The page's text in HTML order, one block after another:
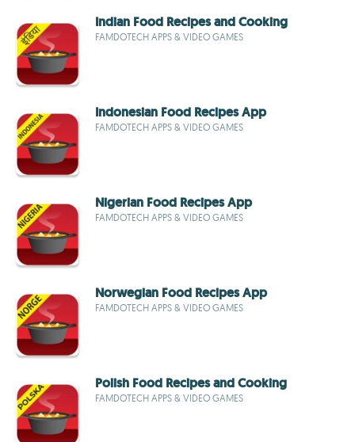
Indian Food Recipes and Cooking
FAMDOTECH APPS & VIDEO GAMES
Indonesian Food Recipes App
FAMDOTECH APPS & VIDEO GAMES
Nigerian Food Recipes App
FAMDOTECH APPS & VIDEO GAMES
Norwegian Food Recipes App
FAMDOTECH APPS & VIDEO GAMES
Polish Food Recipes and Cooking
FAMDOTECH APPS & VIDEO GAMES